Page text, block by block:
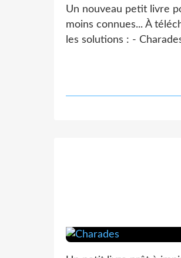
Un nouveau petit livre
moins connues... À
les solutions : -